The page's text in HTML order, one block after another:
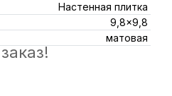
Настенная плитка
9,8x9,8
матовая